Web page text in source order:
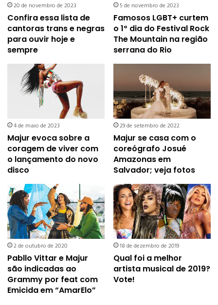
20 de novembro de 2023
Confira essa lista de
cantoras trans e negras
para ouvir hoje e
sempre
5 de novembro de 2023
Famosos LGBT+ curtem
o 1º dia do Festival Rock
The Mountain na região
serrana do Rio
4 de maio de 2023
Majur evoca sobre a
coragem de viver com
o lançamento do novo
disco
29 de setembro de 2022
Majur se casa com o
coreógrafo Josué
Amazonas em
Salvador; veja fotos
2 de outubro de 2020
Pabllo Vittar e Majur
são indicadas ao
Grammy por feat com
Emicida em “AmarElo”
18 de dezembro de 2019
Qual foi a melhor
artista musical de 2019?
Vote!